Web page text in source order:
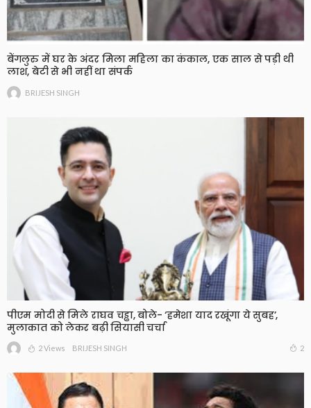
बेंगलुरु में घर के अंदर मिला महिला का कंकाल, एक साल से पड़ी थी
लाश, बेटी से भी नहीं था संपर्क
BRIJESH SINGH
पीएम मोदी से मिले राघव चड्ढा, बोले- ‘हमेशा याद रखूंगा ये सुबह’,
मुलाकात को लेकर बढ़ी सियासी चर्चा
2 Views BRIJESH SINGH 2